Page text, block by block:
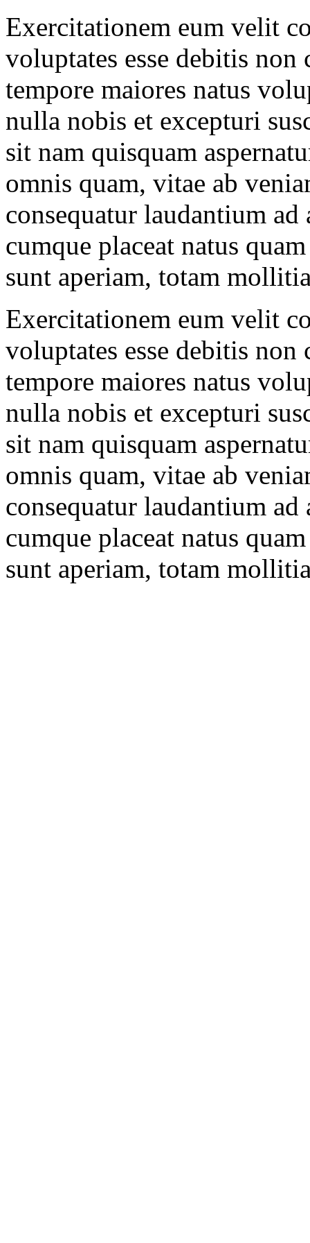
Exercitationem eum velit
voluptates esse debitis
tempore maiores natus
nulla nobis et excepturi
sit nam quisquam
omnis quam, vitae ab
consequatur laudantium ad
cumque placeat natus
sunt aperiam, totam
Exercitationem eum velit
voluptates esse debitis
tempore maiores natus
nulla nobis et excepturi
sit nam quisquam
omnis quam, vitae ab
consequatur laudantium ad
cumque placeat natus
sunt aperiam, totam